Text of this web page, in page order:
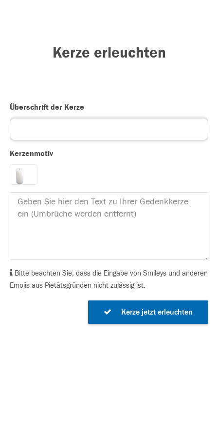
Kerze erleuchten
Überschrift der Kerze
Kerzenmotiv
Bitte beachten Sie, dass die Eingabe von Smileys und anderen
Emojis aus Pietätsgründen nicht zulässig ist.
Kerze jetzt erleuchten